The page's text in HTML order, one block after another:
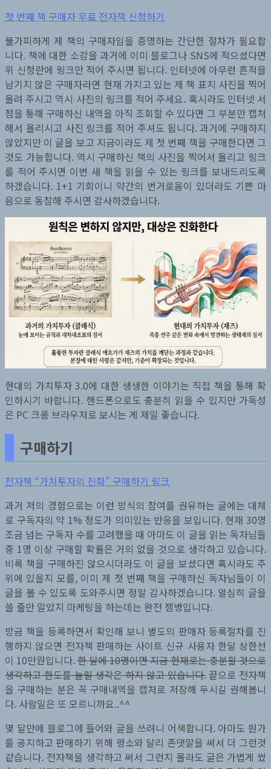
첫 번째 책 구매자 무료 전자책 신청하기
불가피하게 제 책의 구매자임을 증명하는 간단한 절차가 필요합
니다. 책에 대한 소감을 과거에 이미 블로그나 SNS에 적으셨다면
위 신청란에 링크만 적어 주시면 됩니다. 인터넷에 아무런 흔적을
남기지 않은 구매자라면 현재 가지고 있는 제 책 표지 사진을 찍어
올려 주시고 역시 사진의 링크를 적어 주세요. 혹시라도 인터넷 서
점을 통해 구매하신 내역을 아직 조회할 수 있다면 그 부분만 캡처
해서 올리시고 사진 링크를 적어 주셔도 됩니다. 과거에 구매하지
않았지만 이 글을 보고 지금이라도 제 첫 번째 책을 구매한다면 그
것도 가능합니다. 역시 구매하신 책의 사진을 찍어서 올리고 링크
를 적어 주시면 이번 새 책을 읽을 수 있는 링크를 보내드리도록
하겠습니다. 1+1 기회이니 약간의 번거로움이 있더라도 기쁜 마
음으로 동참해 주시면 감사하겠습니다.
현대의 가치투자 3.0에 대한 생생한 이야기는 직접 책을 통해 확
인하시기 바랍니다. 핸드폰으로도 충분히 읽을 수 있지만 가독성
은 PC 크롬 브라우저로 보시는 게 제일 좋습니다.
구매하기
전자책 “가치투자의 진화” 구매하기 링크
과거 저의 경험으로는 이런 방식의 참여를 권유하는 글에는 대체
로 구독자의 약 1% 정도가 의미있는 반응을 보입니다. 현재 30명
조금 넘는 구독자 수를 고려했을 때 아마도 이 글을 읽는 독자님들
중 1명 이상 구매할 확률은 거의 없을 것으로 생각하고 있습니다.
비록 책을 구매하진 않으시더라도 이 글을 보셨다면 혹시라도 주
위에 있을지 모를, 이미 제 첫 번째 책을 구매하신 독자님들이 이
글을 볼 수 있도록 도와주시면 정말 감사하겠습니다. 열심히 글을
쓸 줄만 알았지 마케팅을 하는데는 완전 젬병입니다.
방금 책을 등록하면서 확인해 보니 별도의 판매자 등록절차를 진
행하지 않으면 전자책 판매하는 사이트 신규 사용자 한달 상한선
이 10만원입니다.한 달에 10명이면 지금 현재로는 충분할 것으로
생각하고 한도를 늘릴 생각은 하지 않고 있습니다.끝으로 전자책
을 구매하는 분은 꼭 구매내역을 캡처로 저장해 두시길 권해봅니
다. 사람일은 또 모르니까요..^^
몇 달만에 블로그에 들어와 글을 쓰려니 어색합니다. 아마도 뭔가
를 공지하고 판매하기 위해 평소와 달리 존댓말을 써서 더 그런것
같습니다. 전자책을 생각하고 써서 그런지 몰라도 글은 가볍게 썼